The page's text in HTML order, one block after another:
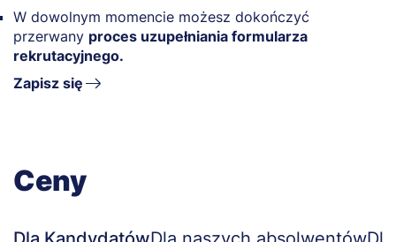
W dowolnym momencie możesz dokończyć
przerwany proces uzupełniania formularza
rekrutacyjnego.
Zapisz się
Ceny